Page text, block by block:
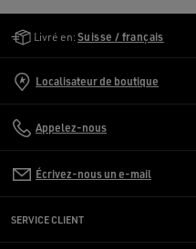
Livré en: Suisse / français
Localisateur de boutique
Appelez-nous
Écrivez-nous un e-mail
SERVICE CLIENT